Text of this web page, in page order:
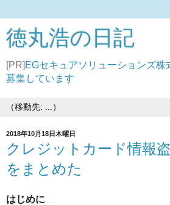
徳丸浩の日記
[PR] EGセキュアソリューションズ株
募集しています
2018年10月18日木曜日
クレジットカード情報
をまとめた
はじめに